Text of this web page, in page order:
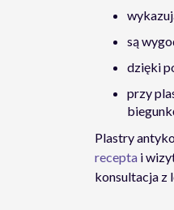
są
dzięki
przy
Plastry
recepta i
konsultacja z